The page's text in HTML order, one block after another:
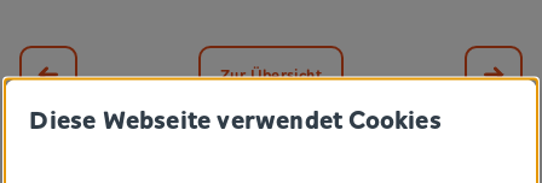
Zur Übersicht
Diese Webseite verwendet Cookies